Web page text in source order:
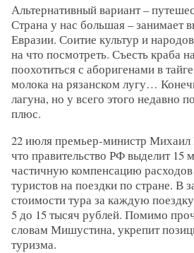
Альтернативный вариант –
Страна у нас большая – занимает
Евразии. Соитие культур и
на что посмотреть. Съесть краба
поохотиться с аборигенами в
молока на рязанском лугу…
лагуна, но у всего этого недавно
плюс.
22 июля премьер-министр
что правительство РФ выделит 15
частичную компенсацию
туристов на поездки по стране. В
стоимости тура за каждую
5 до 15 тысяч рублей. Помимо
словам Мишустина, укрепит
туризма.